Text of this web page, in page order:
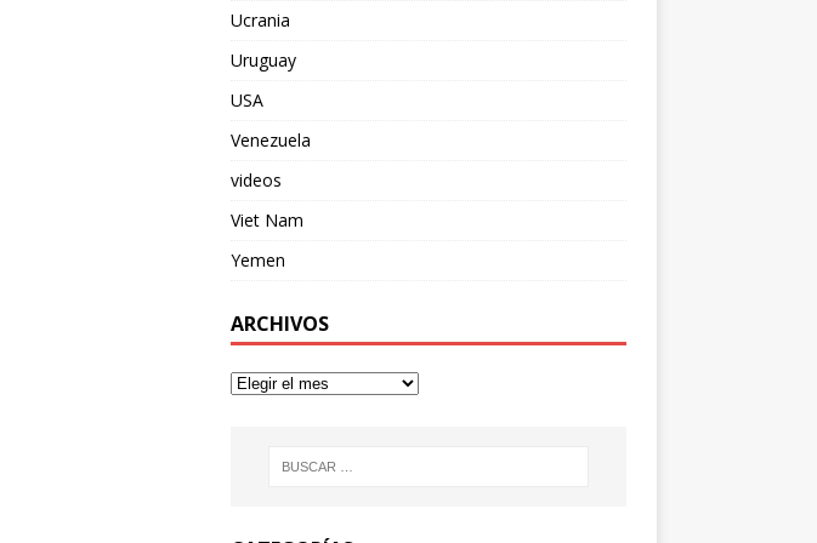
Ucrania
Uruguay
USA
Venezuela
videos
Viet Nam
Yemen
ARCHIVOS